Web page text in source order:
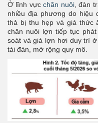
Ở lĩnh vựcchăn nuôi, đàn
nhiều địa phương do hiệu
thả bị thu hẹp và giá thức
chăn nuôi lợn tiếp tục
soát và giá lợn hơi duy trì
tái đàn, mở rộng quy mô.